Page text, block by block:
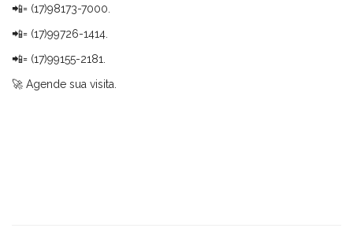
📲= (17)98173-7000.
📲= (17)99726-1414.
📲= (17)99155-2181.
🚀 Agende sua visita.